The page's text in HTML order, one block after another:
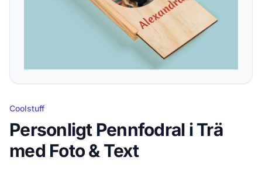
Coolstuff
Personligt Pennfodral i Trä
med Foto & Text